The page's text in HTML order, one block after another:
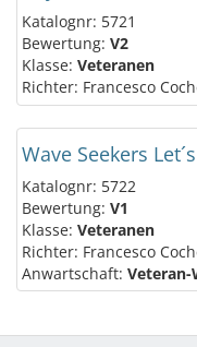
Katalognr: 5721
Bewertung: V2
Klasse: Veteranen
Richter: Francesco
Wave Seekers
Katalognr: 5722
Bewertung: V1
Klasse: Veteranen
Richter: Francesco
Anwartschaft: Veteran-